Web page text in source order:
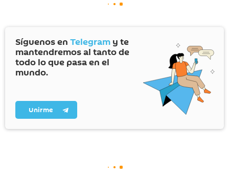
Síguenos en Telegram y te
mantendremos al tanto de
todo lo que pasa en el
mundo.
Unirme